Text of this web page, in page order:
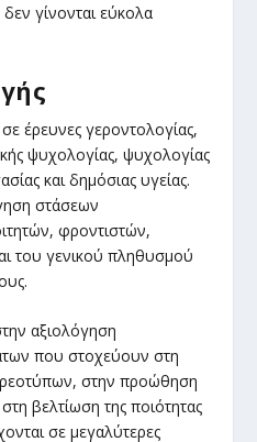
γίνονται εύκολα
έρευνες γεροντολογίας,
ψυχολογίας, ψυχολογίας
και δημόσιας υγείας.
στάσεων
φροντιστών,
του γενικού πληθυσμού
αξιολόγηση
που στοχεύουν στη
στην προώθηση
βελτίωση της ποιότητας
σε μεγαλύτερες